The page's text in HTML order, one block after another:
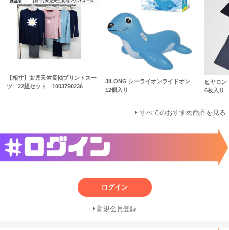
【相寸】女児天竺長袖プリントスー
ツ 22組セット 1003790236
JILONG シーライオンライドオン
12個入り
ヒヤロ
6枚入り
すべてのおすすめ商品を見る
ログイン
新規会員登録